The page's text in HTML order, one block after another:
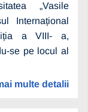
„Vasile
Internațional
a VIII- a,
se pe locul al
multe detalii